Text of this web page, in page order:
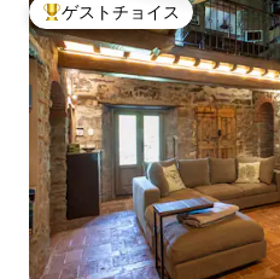
大好評のゲストチョイスです。
ゲストチョイス